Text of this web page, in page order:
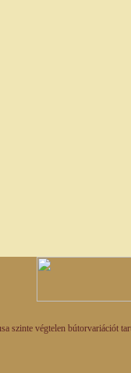
szinte végtelen bútorvariációt